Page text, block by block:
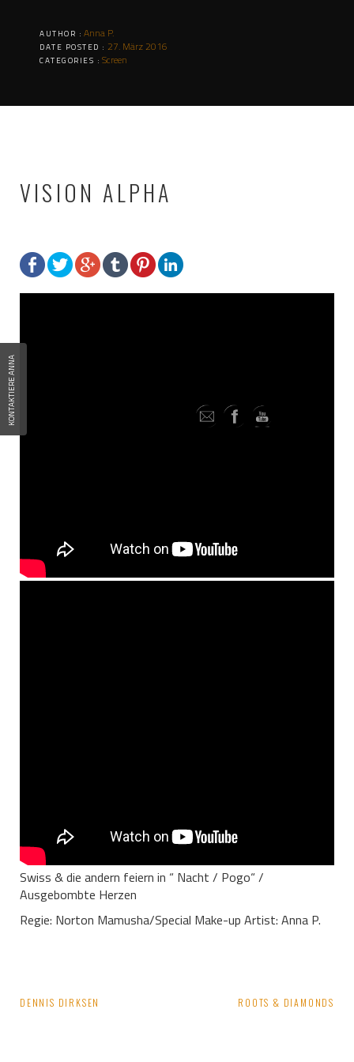
AUTHOR : Anna P.
DATE POSTED : 27. März 2016
CATEGORIES : Screen
VISION ALPHA
Swiss & die andern feiern in “ Nacht / Pogo“ /
Ausgebombte Herzen
Regie: Norton Mamusha/Special Make-up Artist: Anna P.
Beitragsnavigation
DENNIS DIRKSEN ROOTS & DIAMONDS
KONTAKTIERE ANNA